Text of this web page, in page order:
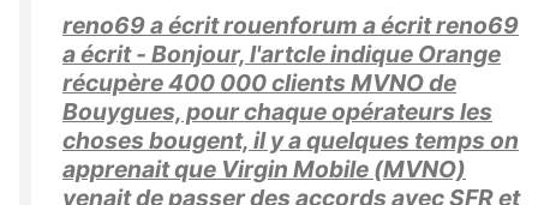
reno69 a écrit rouenforum a écrit reno69
a écrit - Bonjour, l'artcle indique Orange
récupère 400 000 clients MVNO de
Bouygues, pour chaque opérateurs les
choses bougent, il y a quelques temps on
apprenait que Virgin Mobile (MVNO)
venait de passer des accords avec SFR et